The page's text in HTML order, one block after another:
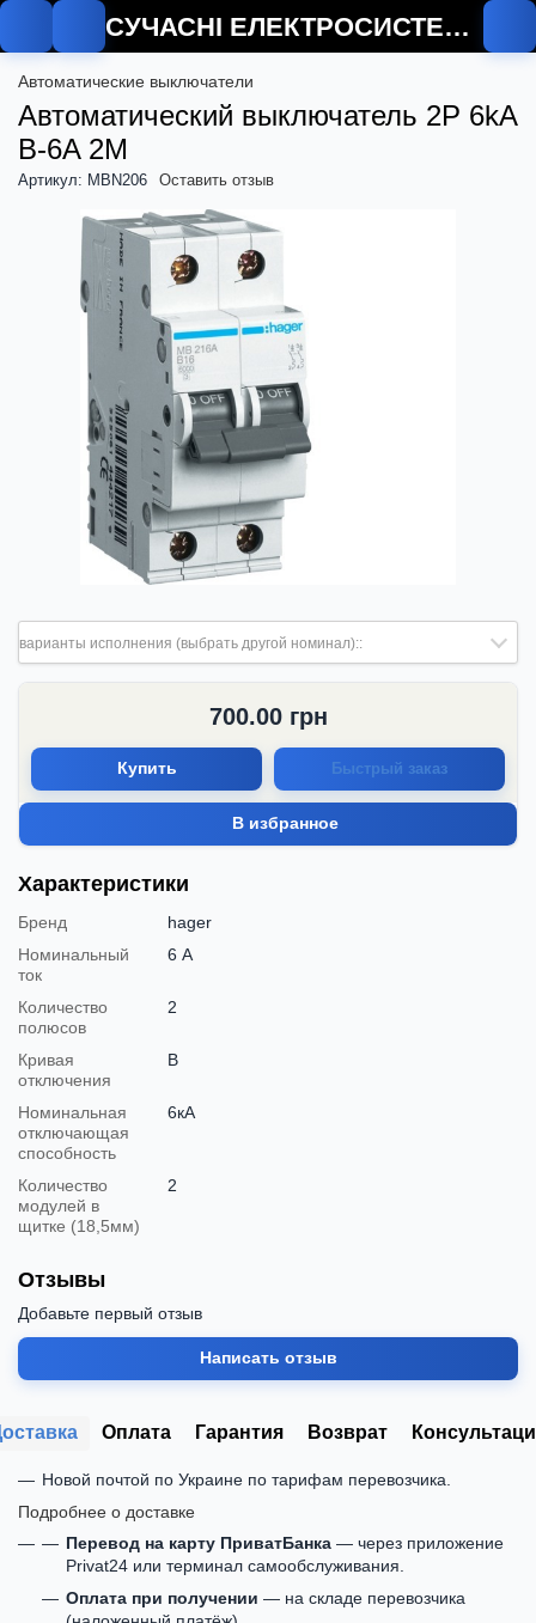
СУЧАСНІ ЕЛЕКТРОСИСТЕМИ
Автоматические выключатели
Автоматический выключатель 2P 6kA
B-6A 2M
Артикул: MBN206 Оставить отзыв
варианты исполнения (выбрать другой номинал)::
700.00грн
Купить Быстрый заказ
В избранное
Характеристики
Бренд
hager
Номинальный
ток
6 А
Количество
полюсов
2
Кривая
отключения
B
Номинальная
отключающая
способность
6кА
Количество
модулей в
щитке (18,5мм)
2
Отзывы
Добавьте первый отзыв
Написать отзыв
Оплата Гарантия Возврат
Новой почтой по Украине по тарифам перевозчика.
Подробнее о доставке
Перевод на карту ПриватБанка — через приложение
Privat24 или терминал самообслуживания.
Оплата при получении — на складе перевозчика